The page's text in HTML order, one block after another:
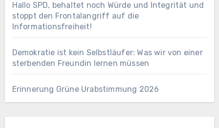
Hallo SPD, behaltet noch Würde und Integrität und
stoppt den Frontalangriff auf die
Informationsfreiheit!
Demokratie ist kein Selbstläufer: Was wir von einer
sterbenden Freundin lernen müssen
Erinnerung Grüne Urabstimmung 2026